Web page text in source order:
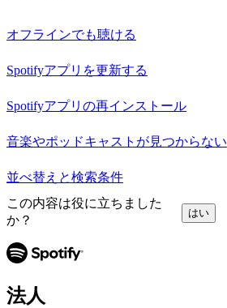
オフラインでも聴ける
Spotifyアプリを更新する
Spotifyアプリの再インストール
音楽やポッドキャストが見つからない
並べ替えと検索条件
この内容は役に立ちました
か？
はい
法人